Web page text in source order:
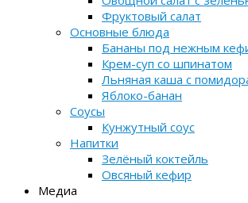
Фруктовый салат
Основные блюда
Бананы под нежным
Крем-суп со шпинатом
Льняная каша с
Яблоко-банан
Соусы
Кунжутный соус
Напитки
Зелёный коктейль
Овсяный кефир
Медиа